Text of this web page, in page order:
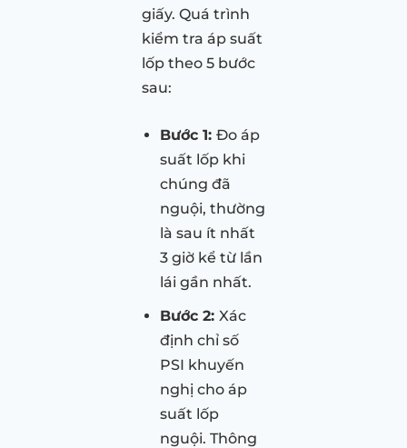
giấy. Quá trình
kiểm tra áp suất
lốp theo 5 bước
sau:
Bước 1: Đo áp
suất lốp khi
chúng đã
nguội, thường
là sau ít nhất
3 giờ kể từ lần
lái gần nhất.
Bước 2: Xác
định chỉ số
PSI khuyến
nghị cho áp
suất lốp
nguội. Thông